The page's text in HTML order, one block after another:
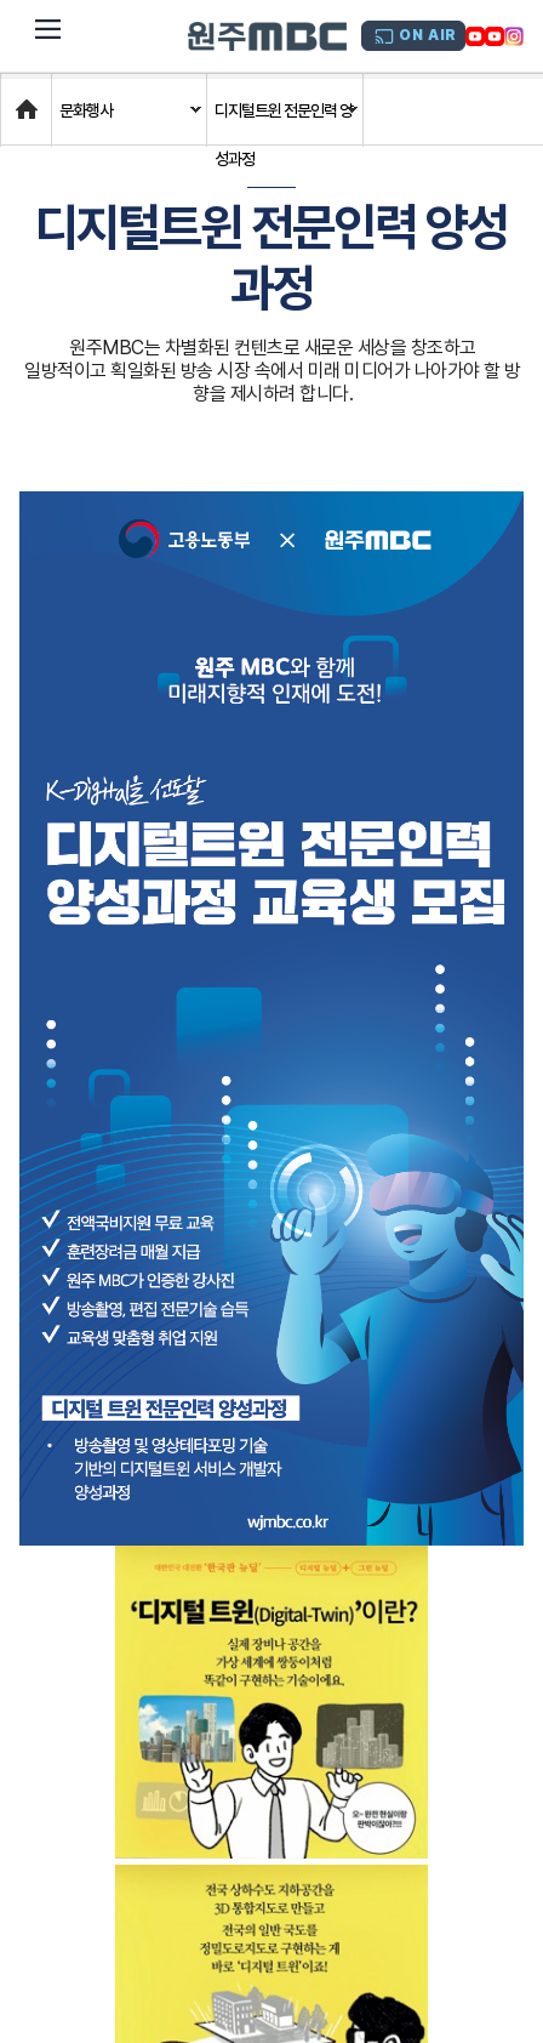
dehaze ON AIR
Home
문화행사 디지털트윈 전문인력 양
성과정
디지털트윈 전문인력 양성
과정
원주MBC는 차별화된 컨텐츠로 새로운 세상을 창조하고
일방적이고 획일화된 방송 시장 속에서 미래 미디어가 나아가야 할 방
향을 제시하려 합니다.